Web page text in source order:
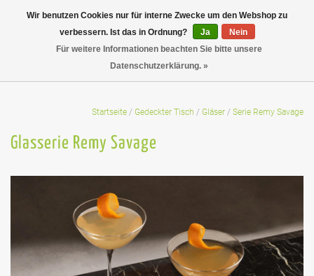
Startseite / Gedeckter Tisch / Gläser / Serie Remy Savage
Glasserie Remy Savage
Wir benutzen Cookies nur für interne Zwecke um den Webshop zu
verbessern. Ist das in Ordnung?
Ja
Nein
Für weitere Informationen beachten Sie bitte unsere
Datenschutzerklärung. »